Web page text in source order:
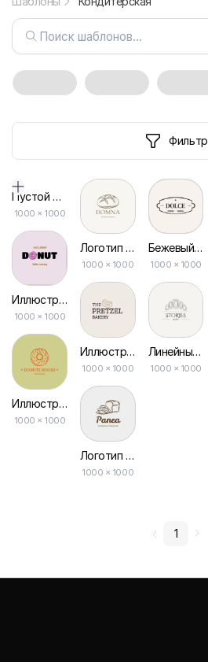
Фильтр
Пустой дизайн-макет
1000 × 1000
Иллюстрация Сладкий Донат Логотип Кафе на Вынос
1000 × 1000
Иллюстрация Пончика Логотип Оливковой Пекарни
1000 × 1000
Логотип Пекарни с Контуром Хлеба
1000 × 1000
Иллюстрация Кренделя Логотип Пекарни
1000 × 1000
Логотип Пекарни с Рисованной Линией Хлеба
1000 × 1000
Бежевый Шрифт Рамки Логотипа Пекарни
1000 × 1000
Линейные Рисунки Истории Хлеба Пекарня Логотип
1000 × 1000
1